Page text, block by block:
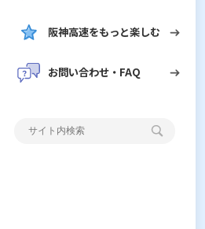
阪神高速をもっと楽しむ
お問い合わせ・FAQ